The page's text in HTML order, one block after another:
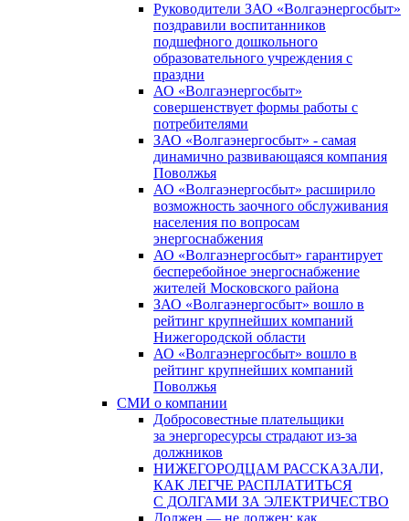
Руководители ЗАО «Волгаэнергосбыт»
поздравили воспитанников
подшефного дошкольного
образовательного учреждения с
праздни
АО «Волгаэнергосбыт»
совершенствует формы работы с
потребителями
ЗАО «Волгаэнергосбыт» - самая
динамично развивающаяся компания
Поволжья
АО «Волгаэнергосбыт» расширило
возможность заочного обслуживания
населения по вопросам
энергоснабжения
АО «Волгаэнергосбыт» гарантирует
бесперебойное энергоснабжение
жителей Московского района
ЗАО «Волгаэнергосбыт» вошло в
рейтинг крупнейших компаний
Нижегородской области
АО «Волгаэнергосбыт» вошло в
рейтинг крупнейших компаний
Поволжья
СМИ о компании
Добросовестные плательщики
за энергоресурсы страдают из-за
должников
НИЖЕГОРОДЦАМ РАССКАЗАЛИ,
КАК ЛЕГЧЕ РАСПЛАТИТЬСЯ
С ДОЛГАМИ ЗА ЭЛЕКТРИЧЕСТВО